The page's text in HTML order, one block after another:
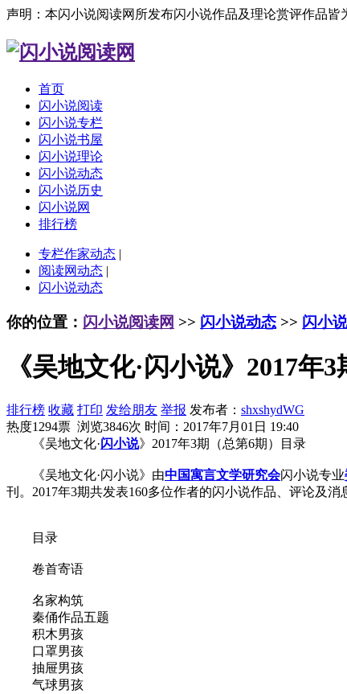
声明：本闪小说阅读网所发布闪小说作品及理论赏评作品皆
首页
闪小说阅读
闪小说专栏
闪小说书屋
闪小说理论
闪小说动态
闪小说历史
闪小说网
排行榜
专栏作家动态 |
阅读网动态 |
闪小说动态
你的位置： 闪小说阅读网 >> 闪小说动态 >> 闪小
《吴地文化·闪小说》2017年
排行榜 收藏 打印 发给朋友 举报 发布者： shxshydWG
热度1294票 浏览3846次 时间：2017年7月01日 19:40
《吴地文化·闪小说》2017年3期（总第6期）目录
《吴地文化·闪小说》由中国寓言文学研究会闪小说专业
刊。2017年3期共发表160多位作者的闪小说作品、评论及消
目录
卷首寄语
名家构筑
秦俑作品五题
积木男孩
口罩男孩
抽屉男孩
气球男孩